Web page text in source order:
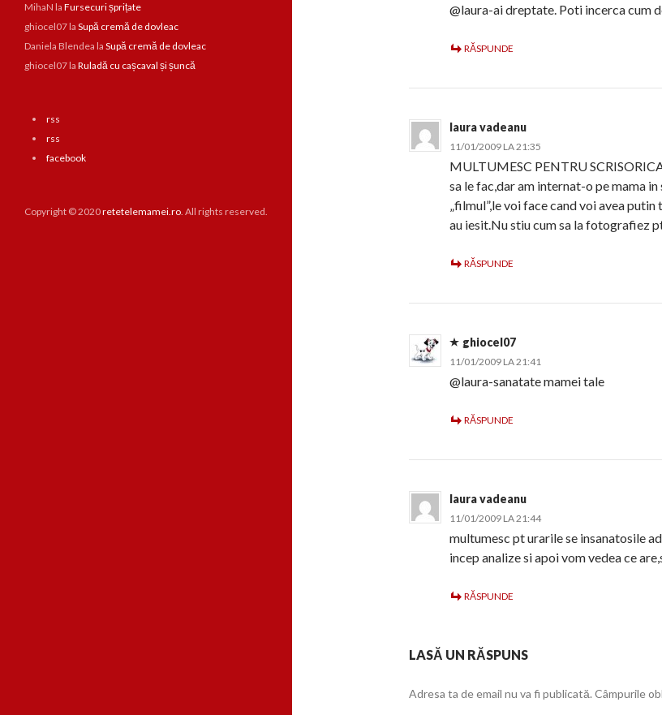
@laura-ai dreptate. Poti incerca cum
RĂSPUNDE
laura vadeanu
11/01/2009 LA 21:35
MULTUMESC PENTRU
sa le fac,dar am internat-o pe mama
„filmul”,le voi face cand voi avea
au iesit.Nu stiu cum sa la fotografiez
RĂSPUNDE
ghiocel07
11/01/2009 LA 21:41
@laura-sanatate mamei tale
RĂSPUNDE
laura vadeanu
11/01/2009 LA 21:44
multumesc pt urarile se insanatosile
incep analize si apoi vom vedea ce
RĂSPUNDE
LASĂ UN RĂSPUNS
Adresa ta de email nu va fi publicată. Câmpurile
MihaN la Fursecuri șprițate
ghiocel07la Supă cremă de dovleac
Daniela Blendea la Supă cremă de dovleac
ghiocel07la Ruladă cu cașcaval și șuncă
rss
rss
facebook
Copyright © 2020retetelemamei.ro. All rights reserved.